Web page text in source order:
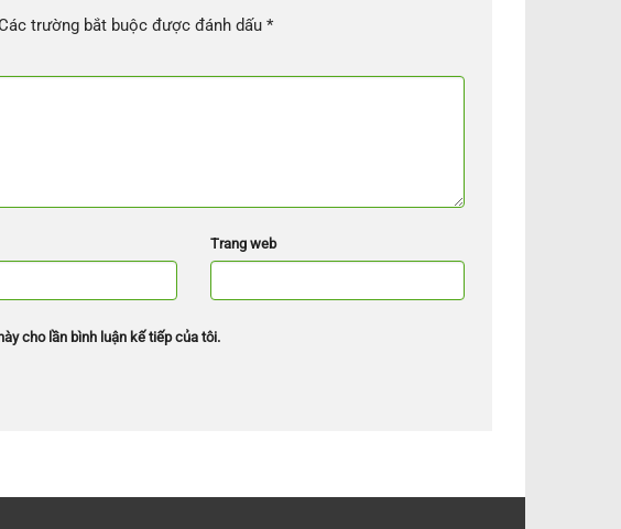
trường bắt buộc được đánh dấu *
Trang web
cho lần bình luận kế tiếp của tôi.